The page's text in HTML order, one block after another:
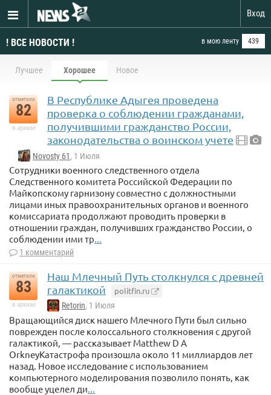
Вход
! ВСЕ НОВОСТИ ! в мою ленту 439
Лучшее Хорошее Новое
отметили
82
в архиве
В Республике Адыгея проведена
проверка о соблюдении гражданами,
получившими гражданство России,
законодательства о воинском учете
Novosty 61, 1 Июля
Сотрудники военного следственного отдела
Следственного комитета Российской Федерации по
Майкопскому гарнизону совместно с должностными
лицами иных правоохранительных органов и военного
комиссариата продолжают проводить проверки в
отношении граждан, получивших гражданство России, о
соблюдении ими тр...
1 комментарий
отметили
83
в архиве
Наш Млечный Путь столкнулся с древней
галактикой
politfin.ru
Retorin, 1 Июля
Вращающийся диск нашего Млечного Пути был сильно
поврежден после колоссального столкновения с другой
галактикой, — рассказывает Matthew D A
OrkneyКатастрофа произошла около 11 миллиардов лет
назад. Новое исследование с использованием
компьютерного моделирования позволило понять, как
вообще уцелел ди